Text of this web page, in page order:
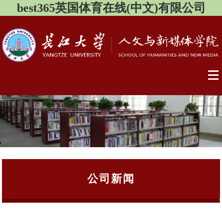
best365英国体育在线(中文)有限公司
公司新闻